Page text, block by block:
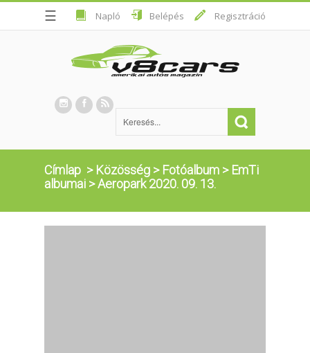
☰ Napló Belépés Regisztráció
Címlap > Közösség > Fotóalbum > EmTi
albumai >Aeropark 2020. 09. 13.